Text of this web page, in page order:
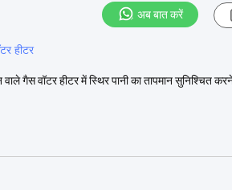
अब बात करें
हीटर
गैस वॉटर हीटर में स्थिर पानी का तापमान सुनिश्चित